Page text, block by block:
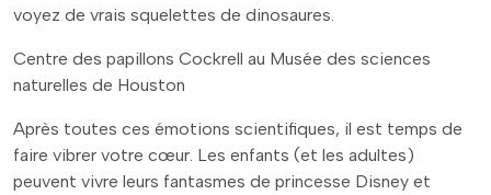
voyez de vrais squelettes de dinosaures.
Centre des papillons Cockrell au Musée des sciences
naturelles de Houston
Après toutes ces émotions scientifiques, il est temps de
faire vibrer votre cœur. Les enfants (et les adultes)
peuvent vivre leurs fantasmes de princesse Disney et